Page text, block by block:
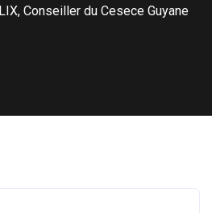
Conseiller du Cesece Guyane